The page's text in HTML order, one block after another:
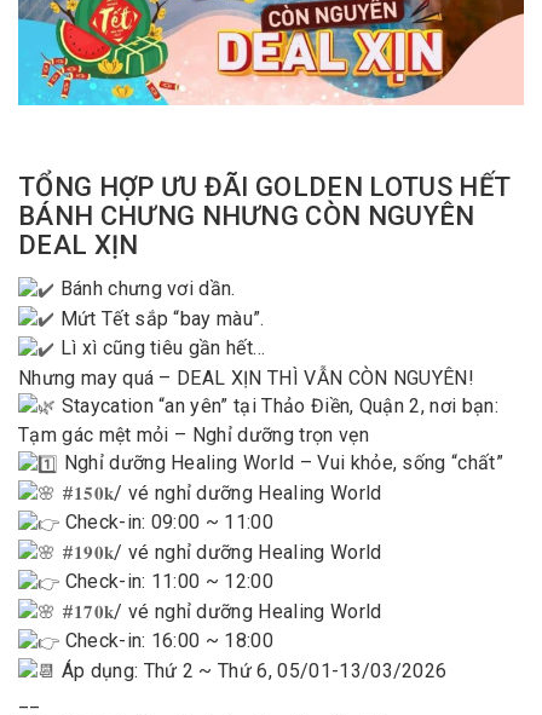
TỔNG HỢP ƯU ĐÃI GOLDEN LOTUS HẾT
BÁNH CHƯNG NHƯNG CÒN NGUYÊN
DEAL XỊN
Bánh chưng vơi dần.
Mứt Tết sắp “bay màu”.
Lì xì cũng tiêu gần hết…
Nhưng may quá – DEAL XỊN THÌ VẪN CÒN NGUYÊN!
Staycation “an yên” tại Thảo Điền, Quận 2, nơi bạn:
Tạm gác mệt mỏi – Nghỉ dưỡng trọn vẹn
Nghỉ dưỡng Healing World – Vui khỏe, sống “chất”
#𝟏𝟓𝟎𝐤/ vé nghỉ dưỡng Healing World
Check-in: 09:00 ~ 11:00
#𝟏𝟗𝟎𝐤/ vé nghỉ dưỡng Healing World
Check-in: 11:00 ~ 12:00
#𝟏𝟕𝟎𝐤/ vé nghỉ dưỡng Healing World
Check-in: 16:00 ~ 18:00
Áp dụng: Thứ 2 ~ Thứ 6, 05/01-13/03/2026